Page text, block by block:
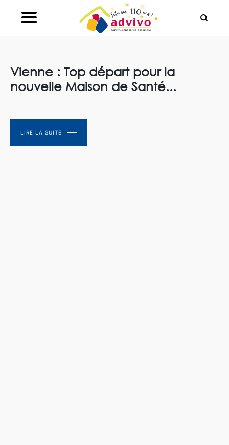
Vienne : Top départ pour la
nouvelle Maison de Santé...
LIRE LA SUITE
LIRE LA SUITE
LIRE LA SUITE
LIRE LA SUITE
LIRE LA SUITE